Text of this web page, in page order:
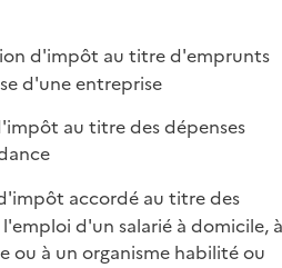
d'impôt au titre d'emprunts
d'une entreprise
au titre des dépenses
accordé au titre des
d'un salarié à domicile, à
ou à un organisme habilité ou